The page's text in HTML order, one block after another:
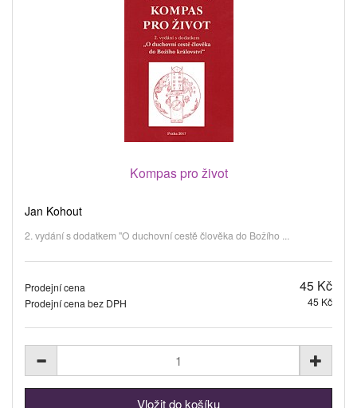
Kompas pro život
Jan Kohout
2. vydání s dodatkem "O duchovní cestě člověka do Božího ...
Prodejní cena 45 Kč
Prodejní cena bez DPH 45 Kč